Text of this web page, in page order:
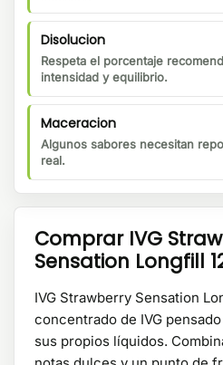
Disolucion
Respeta el porcentaje
intensidad y equilibrio.
Maceracion
Algunos sabores necesitan
real.
Comprar IVG
Sensation Longfill
IVG Strawberry Sensation
concentrado de IVG
sus propios líquidos.